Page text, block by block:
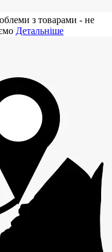
з товарами - не
Детальніше